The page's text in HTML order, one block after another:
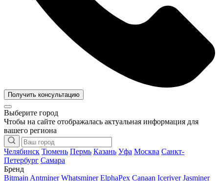
Получить консультацию
Выберите город
Чтобы на сайте отображалась актуальная информация для
вашего региона
Челябинск Тюмень Пермь Казань Уфа Москва Санкт-
Петербург Самара
Бренд
Bitmain Antminer Whatsminer ElphaPex Canaan Iceriver Jasminer